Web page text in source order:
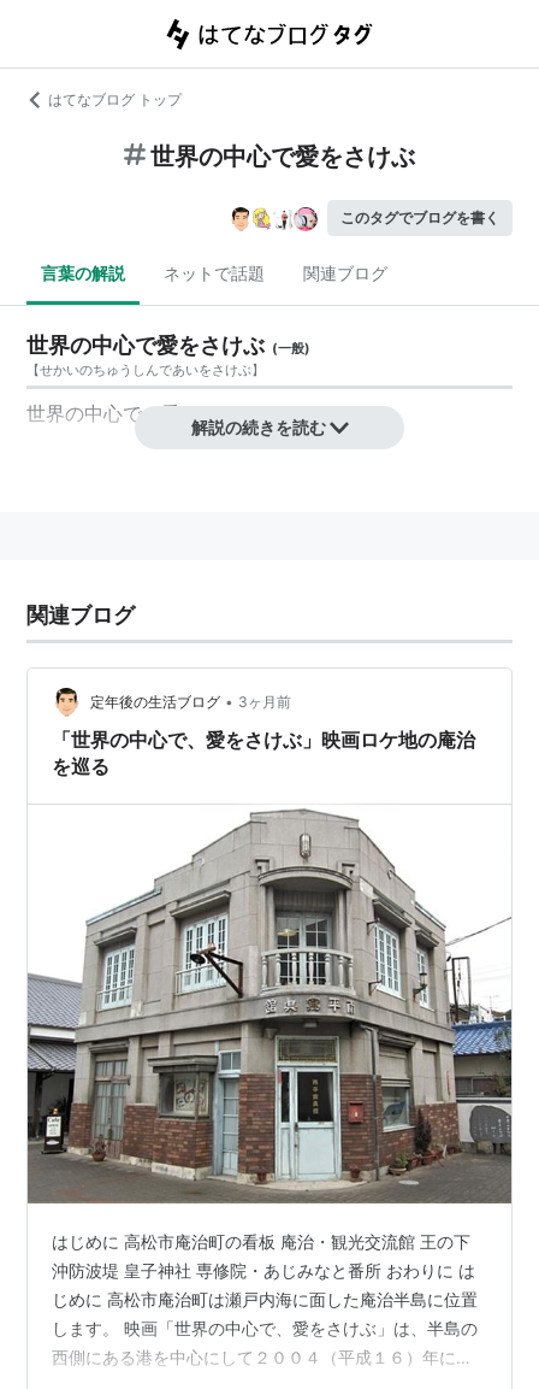
はてなブログ トップ
世界の中心で愛をさけぶ
このタグでブログを書く
言葉の解説 ネットで話題 関連ブログ
世界の中心で愛をさけぶ (一般)
【せかいのちゅうしんであいをさけぶ】
世界の中心で、愛をさけぶ
解説の続きを読む
関連ブログ
定年後の生活ブログ • 3ヶ月前
「世界の中心で、愛をさけぶ」映画ロケ地の庵治
を巡る
はじめに 高松市庵治町の看板 庵治・観光交流館 王の下
沖防波堤 皇子神社 専修院・あじみなと番所 おわりに は
じめに 高松市庵治町は瀬戸内海に面した庵治半島に位置
します。 映画「世界の中心で、愛をさけぶ」は、半島の
西側にある港を中心にして２００４（平成１６）年に撮